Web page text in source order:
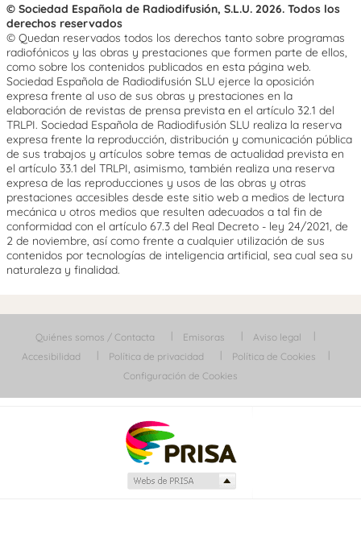
© Sociedad Española de Radiodifusión, S.L.U. 2026. Todos los
derechos reservados
© Quedan reservados todos los derechos tanto sobre programas
radiofónicos y las obras y prestaciones que formen parte de ellos,
como sobre los contenidos publicados en esta página web.
Sociedad Española de Radiodifusión SLU ejerce la oposición
expresa frente al uso de sus obras y prestaciones en la
elaboración de revistas de prensa prevista en el artículo 32.1 del
TRLPI. Sociedad Española de Radiodifusión SLU realiza la reserva
expresa frente la reproducción, distribución y comunicación pública
de sus trabajos y artículos sobre temas de actualidad prevista en
el artículo 33.1 del TRLPI, asimismo, también realiza una reserva
expresa de las reproducciones y usos de las obras y otras
prestaciones accesibles desde este sitio web a medios de lectura
mecánica u otros medios que resulten adecuados a tal fin de
conformidad con el artículo 67.3 del Real Decreto - ley 24/2021, de
2 de noviembre, así como frente a cualquier utilización de sus
contenidos por tecnologías de inteligencia artificial, sea cual sea su
naturaleza y finalidad.
Quiénes somos / Contacta Emisoras
Aviso legal
Accesibilidad
Política de privacidad
Política de Cookies
Configuración de Cookies